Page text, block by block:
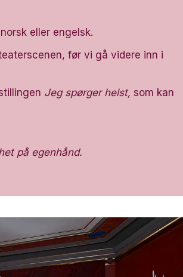
eller engelsk.
før vi gå videre inn i
Jeg spørger helst, som kan
på egenhånd.